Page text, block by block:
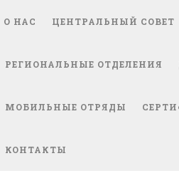
О НАС ЦЕНТРАЛЬНЫЙ СОВЕТ
РЕГИОНАЛЬНЫЕ ОТДЕЛЕНИЯ
МОБИЛЬНЫЕ ОТРЯДЫ
КОНТАКТЫ